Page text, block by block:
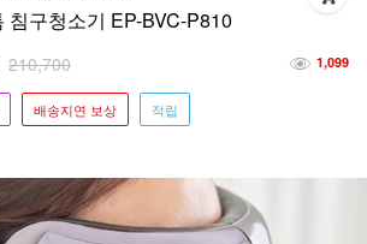
침구청소기 EP-BVC-P810
1,099
210,700
배송지연 보상 적립